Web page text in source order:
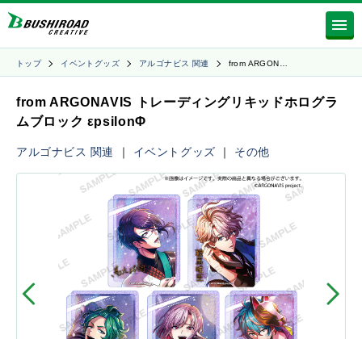
トップ イベントグッズ アルゴナビス 関連 from ARGON…
from ARGONAVIS トレーディングリキッドホログラ
ムブロック εpsilonΦ
アルゴナビス 関連 ｜ イベントグッズ ｜ その他